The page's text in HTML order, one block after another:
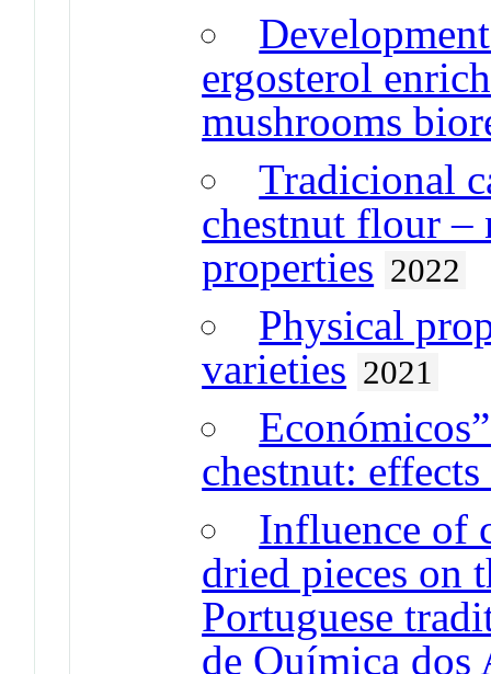
ergosterol
mushrooms
Tradicional
chestnut flour –
properties 2022
Physical
varieties 2021
chestnut:
Influence of
dried pieces on
Portuguese
de Química